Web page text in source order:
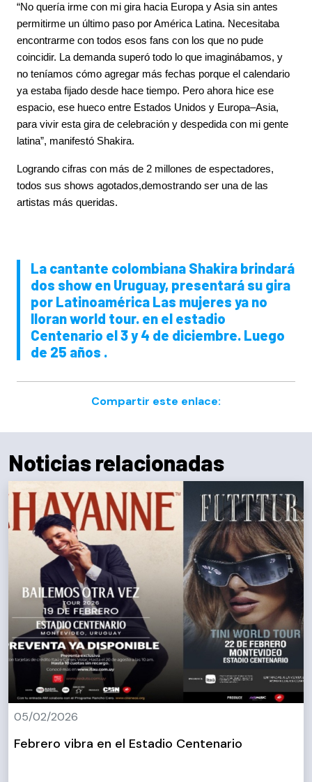
“No quería irme con mi gira hacia Europa y Asia sin antes
permitirme un último paso por América Latina. Necesitaba
encontrarme con todos esos fans con los que no pude
coincidir. La demanda superó todo lo que imaginábamos, y
no teníamos cómo agregar más fechas porque el calendario
ya estaba fijado desde hace tiempo. Pero ahora hice ese
espacio, ese hueco entre Estados Unidos y Europa–Asia,
para vivir esta gira de celebración y despedida con mi gente
latina”, manifestó Shakira.
Logrando cifras con más de 2 millones de espectadores,
todos sus shows agotados,demostrando ser una de las
artistas más queridas.
La cantante colombiana Shakira brindará
dos show en Uruguay, presentará su gira
por Latinoamérica Las mujeres ya no
lloran world tour. en el estadio
Centenario el 3 y 4 de diciembre. Luego
de 25 años .
Compartir este enlace:
Noticias relacionadas
05/02/2026
Febrero vibra en el Estadio Centenario